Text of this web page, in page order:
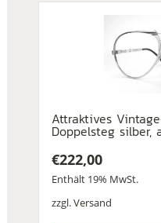
Attraktives
Doppelsteg silber,
€222,00
Enthält 19% MwSt.
zzgl.Versand